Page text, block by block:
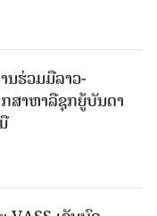
ນຮ່ວມມືລາວ-
ສາຫາລືຊຸກຍູ້ບັນດາ